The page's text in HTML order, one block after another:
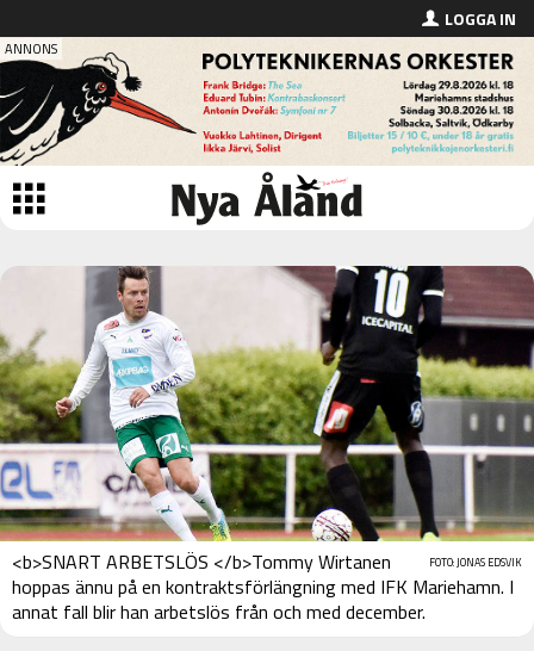
LOGGA IN
FOTO: JONAS EDSVIK
<b>SNART ARBETSLÖS </b>Tommy Wirtanen
hoppas ännu på en kontraktsförlängning med IFK Mariehamn. I
annat fall blir han arbetslös från och med december.